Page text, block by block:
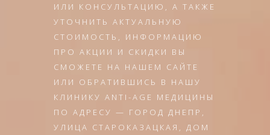
ИЛИ КОНСУЛЬТАЦИЮ, А ТАКЖЕ
УТОЧНИТЬ АКТУАЛЬНУЮ
СТОИМОСТЬ, ИНФОРМАЦИЮ
ПРО АКЦИИ И СКИДКИ ВЫ
СМОЖЕТЕ НА НАШЕМ САЙТЕ
ИЛИ ОБРАТИВШИСЬ В НАШУ
КЛИНИКУ ANTI-AGE МЕДИЦИНЫ
ПО АДРЕСУ — ГОРОД ДНЕПР,
УЛИЦА СТАРОКАЗАЦКАЯ, ДОМ